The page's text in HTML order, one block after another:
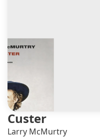
Custer
Larry McMurtry